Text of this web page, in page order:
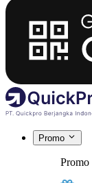
Promo
Promo